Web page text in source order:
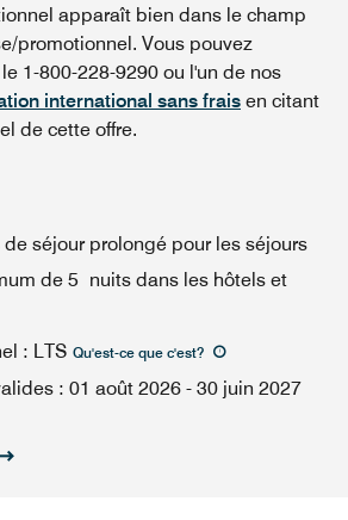
apparaît bien dans le champ
promotionnel. Vous pouvez
1-800-228-9290 ou l'un de nos
international sans frais en citant
de cette offre.
de séjour prolongé pour les séjours
de 5 nuits dans les hôtels et
: LTS Qu'est-ce que c'est?
: 01 août 2026 - 30 juin 2027